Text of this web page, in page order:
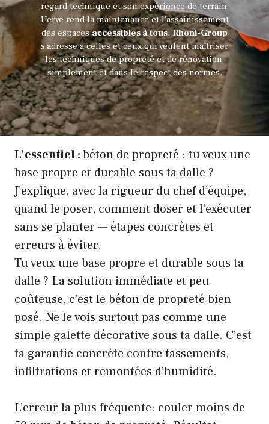
regard technique et son expérience de terrain,
Hervé rend la maintenance et l'assainissement
des espacesaccessibles à tous.Rhoni-Group
s’adresse à celles et ceux qui veulent maîtriser
les techniques de propreté et de rénovation,
simplement et dans le respect des normes.
L’essentiel :béton de propreté : tu veux une
base propre et durable sous ta dalle ?
J’explique, avec la rigueur du chef d’équipe,
quand le poser, comment doser et l’exécuter
sans se planter — étapes concrètes et
erreurs à éviter.
Tu veux une base propre et durable sous ta
dalle ? La solution immédiate et peu
coûteuse, c’est le béton de propreté bien
posé. Ne le vois surtout pas comme une
simple galette décorative sous ta dalle. C’est
ta garantie concrète contre tassements,
infiltrations et remontées d’humidité.
L’erreur la plus fréquente: couler moins de